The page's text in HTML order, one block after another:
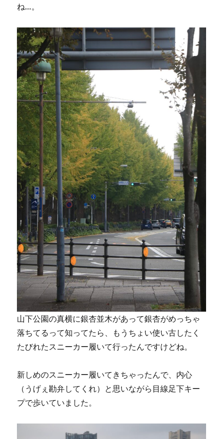
ね…。
山下公園の真横に銀杏並木があって銀杏がめっちゃ
落ちてるって知ってたら、もうちょい使い古したく
たびれたスニーカー履いて行ったんですけどね。
新しめのスニーカー履いてきちゃったんで、内心
（うげぇ勘弁してくれ）と思いながら目線足下キー
プで歩いていました。